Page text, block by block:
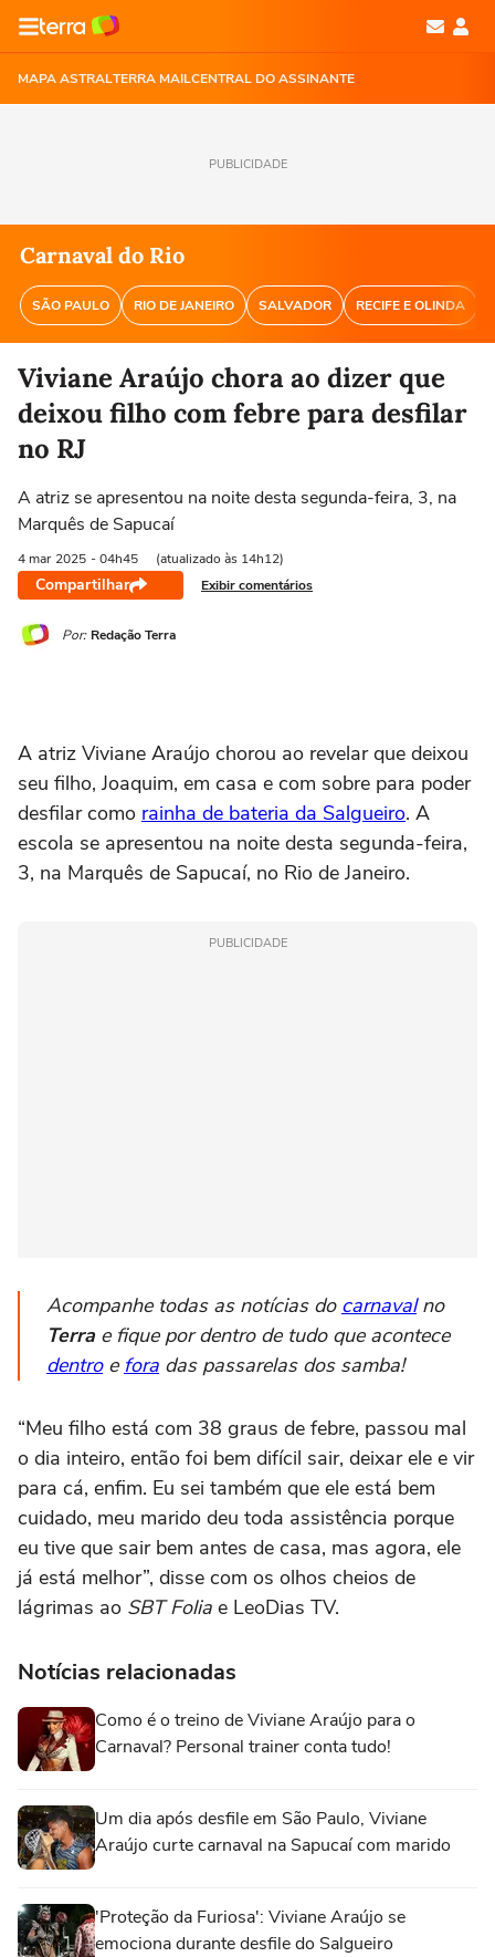
MAPA ASTRALTERRA MAILCENTRAL DO ASSINANTE
PUBLICIDADE
Carnaval do Rio
SÃO PAULO RIO DE JANEIRO SALVADOR RECIFE E OLINDA
Viviane Araújo chora ao dizer que
deixou filho com febre para desfilar
no RJ
A atriz se apresentou na noite desta segunda-feira, 3, na
Marquês de Sapucaí
4 mar 2025 - 04h45 (atualizado às 14h12)
Compartilhar Exibir comentários
Por: Redação Terra
A atriz Viviane Araújo chorou ao revelar que deixou
seu filho, Joaquim, em casa e com sobre para poder
desfilar como rainha de bateria da Salgueiro. A
escola se apresentou na noite desta segunda-feira,
3, na Marquês de Sapucaí, no Rio de Janeiro.
PUBLICIDADE
Acompanhe todas as notícias do carnavalno
Terrae fique por dentro de tudo que acontece
dentroe fora das passarelas dos samba!
“Meu filho está com 38 graus de febre, passou mal
o dia inteiro, então foi bem difícil sair, deixar ele e vir
para cá, enfim. Eu sei também que ele está bem
cuidado, meu marido deu toda assistência porque
eu tive que sair bem antes de casa, mas agora, ele
já está melhor”, disse com os olhos cheios de
lágrimas ao SBT Folia e LeoDias TV.
Notícias relacionadas
Como é o treino de Viviane Araújo para o
Carnaval? Personal trainer conta tudo!
Um dia após desfile em São Paulo, Viviane
Araújo curte carnaval na Sapucaí com marido
'Proteção da Furiosa': Viviane Araújo se
emociona durante desfile do Salgueiro